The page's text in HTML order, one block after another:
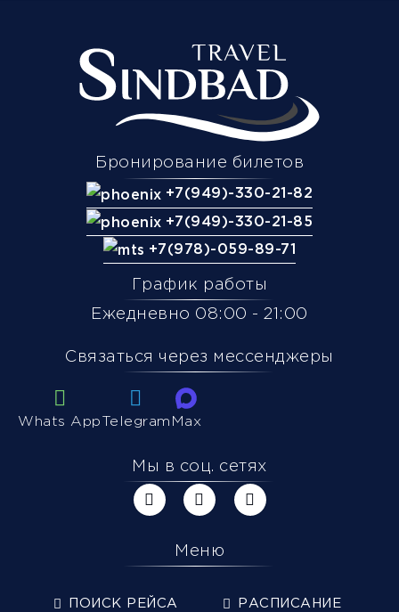
Бронирование билетов
+7(949)-330-21-82
+7(949)-330-21-85
+7(978)-059-89-71
График работы
Ежедневно 08:00 - 21:00
Связаться через мессенджеры
Whats App Telegram Max
Мы в соц. сетях
Меню
ПОИСК РЕЙСА РАСПИСАНИЕ